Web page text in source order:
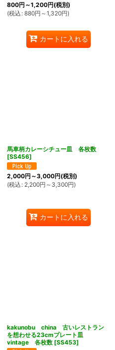
800円 ～1,200円(税別)
(税込 : 880円 ～1,320円)
カートに入れる
馬車柄カレーシチュー皿 各枚数
[SS456]
2,000円 ～3,000円(税別)
(税込 : 2,200円 ～3,300円)
カートに入れる
kakunobu china 古いレストラン
を想わせる23cmプレート皿
vintage 各枚数 [SS453]